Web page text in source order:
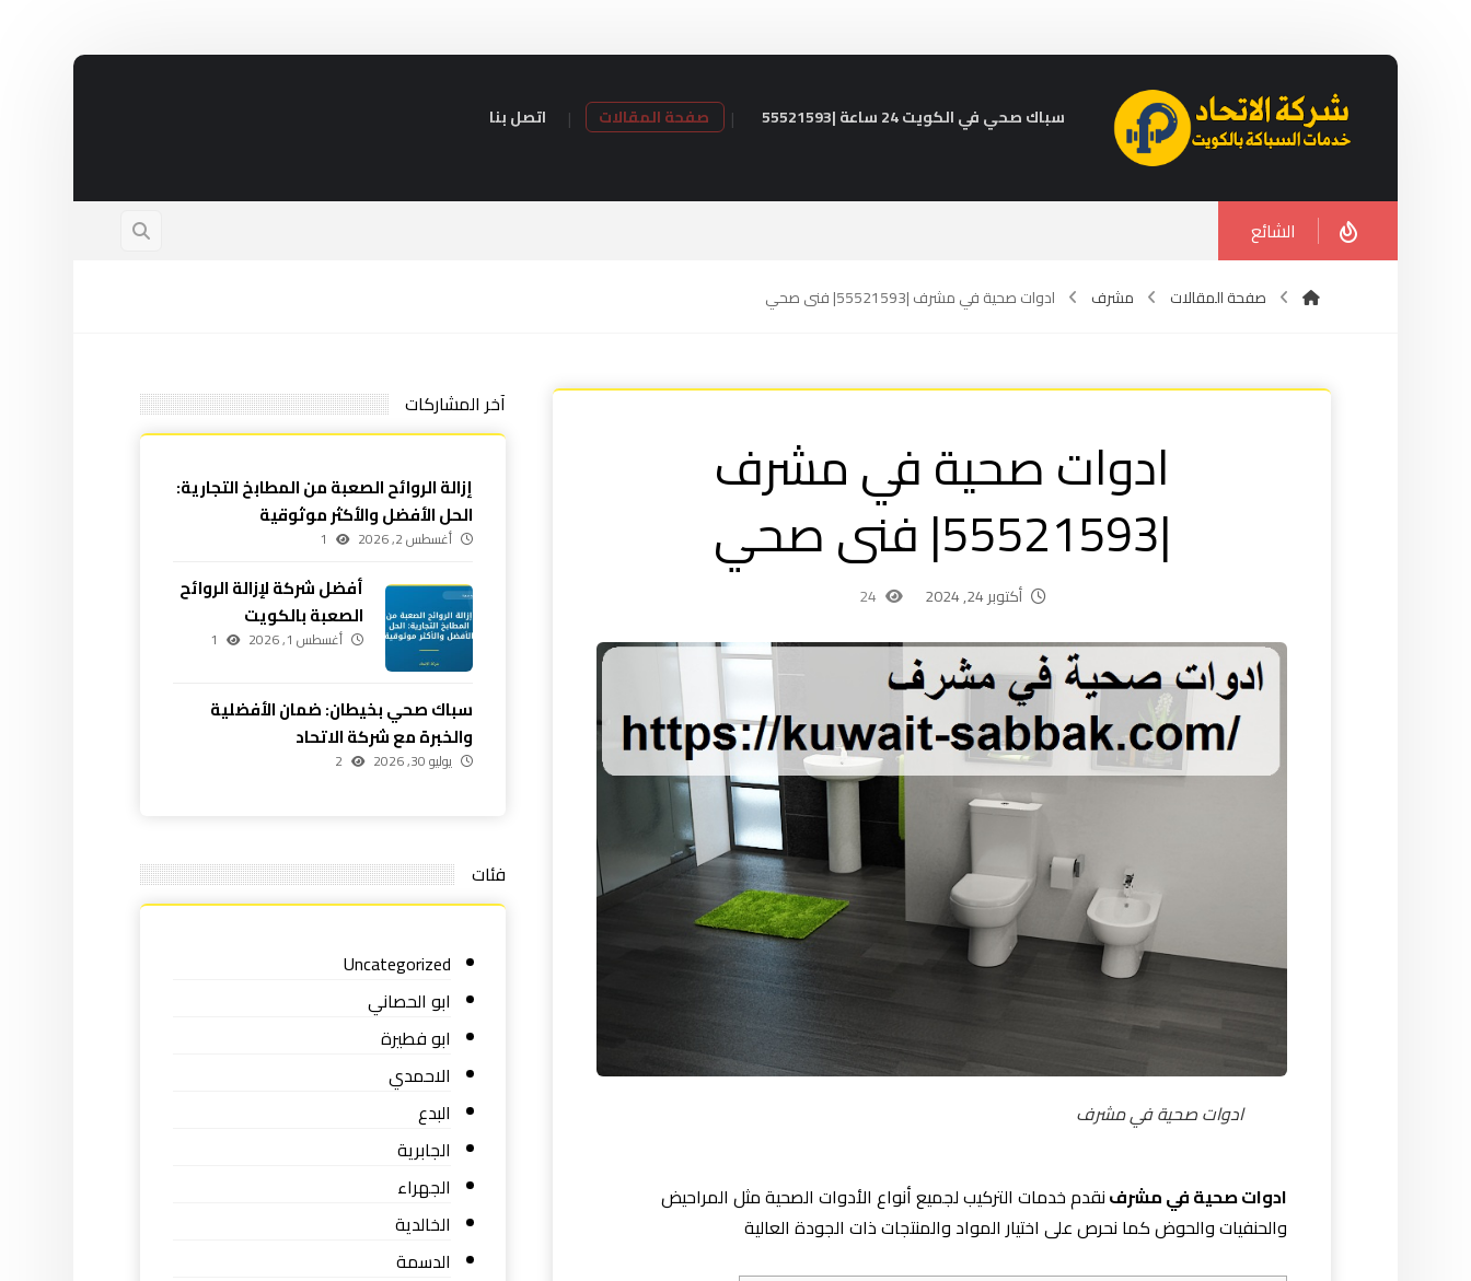
سباك صحي في الكويت 24 ساعة |55521593 صفحة المقالات اتصل بنا
الشائع
صفحة المقالات مشرف ادوات صحية في مشرف |55521593| فنى صحي
ادوات صحية في مشرف
|55521593| فنى صحي
أكتوبر 24, 2024 24
ادوات صحية في مشرف
ادوات صحية في مشرفنقدم خدمات التركيب لجميع أنواع الأدوات الصحية مثل المراحيض
والحنفيات والحوض كما نحرص على اختيار المواد والمنتجات ذات الجودة العالية
آخر المشاركات
إزالة الروائح الصعبة من المطابخ التجارية:
الحل الأفضل والأكثر موثوقية
أغسطس 2, 2026 1
أفضل شركة لإزالة الروائح
الصعبة بالكويت
أغسطس 1, 2026 1
سباك صحي بخيطان: ضمان الأفضلية
والخبرة مع شركة الاتحاد
يوليو 30, 2026 2
فئات
Uncategorized
ابو الحصاني
ابو فطيرة
الاحمدي
البدع
الجابرية
الجهراء
الخالدية
الدسمة